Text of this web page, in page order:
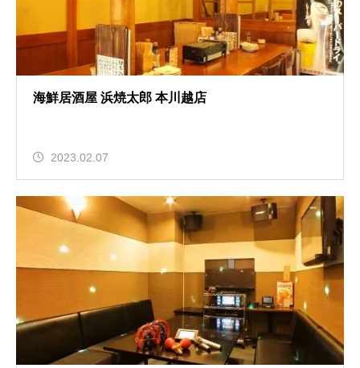
海鮮居酒屋 浜焼太郎 本川越店
2023.02.07